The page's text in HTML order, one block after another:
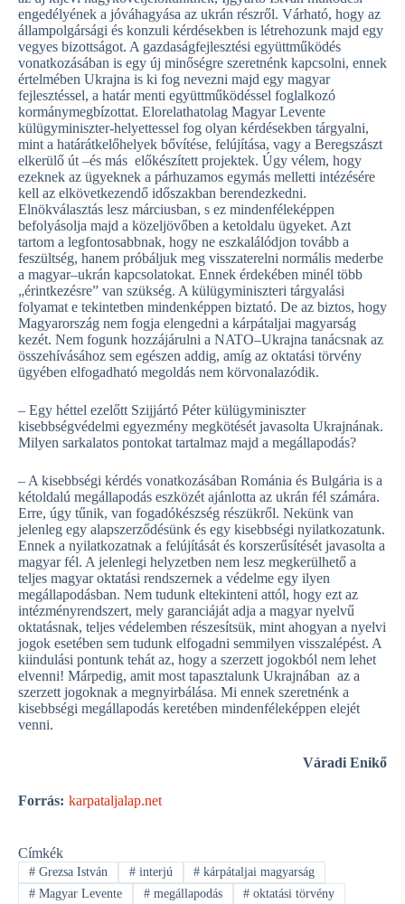
engedélyének a jóváhagyása az ukrán részről. Várható, hogy az
állampolgársági és konzuli kérdésekben is létrehozunk majd egy
vegyes bizottságot. A gazdaságfejlesztési együttműködés
vonatkozásában is egy új minőségre szeretnénk kapcsolni, ennek
értelmében Ukrajna is ki fog nevezni majd egy magyar
fejlesztéssel, a határ menti együttműködéssel foglalkozó
kormánymegbízottat. Elorelathatolag Magyar Levente
külügyminiszter-helyettessel fog olyan kérdésekben tárgyalni,
mint a határátkelőhelyek bővítése, felújítása, vagy a Beregszászt
elkerülő út –és más előkészített projektek. Úgy vélem, hogy
ezeknek az ügyeknek a párhuzamos egymás melletti intézésére
kell az elkövetkezendő időszakban berendezkedni.
Elnökválasztás lesz márciusban, s ez mindenféleképpen
befolyásolja majd a közeljövőben a ketoldalu ügyeket. Azt
tartom a legfontosabbnak, hogy ne eszkalálódjon tovább a
feszültség, hanem próbáljuk meg visszaterelni normális mederbe
a magyar–ukrán kapcsolatokat. Ennek érdekében minél több
„érintkezésre” van szükség. A külügyminiszteri tárgyalási
folyamat e tekintetben mindenképpen biztató. De az biztos, hogy
Magyarország nem fogja elengedni a kárpátaljai magyarság
kezét. Nem fogunk hozzájárulni a NATO–Ukrajna tanácsnak az
összehívásához sem egészen addig, amíg az oktatási törvény
ügyében elfogadható megoldás nem körvonalazódik.
– Egy héttel ezelőtt Szijjártó Péter külügyminiszter
kisebbségvédelmi egyezmény megkötését javasolta Ukrajnának.
Milyen sarkalatos pontokat tartalmaz majd a megállapodás?
– A kisebbségi kérdés vonatkozásában Románia és Bulgária is a
kétoldalú megállapodás eszközét ajánlotta az ukrán fél számára.
Erre, úgy tűnik, van fogadókészség részükről. Nekünk van
jelenleg egy alapszerződésünk és egy kisebbségi nyilatkozatunk.
Ennek a nyilatkozatnak a felújítását és korszerűsítését javasolta a
magyar fél. A jelenlegi helyzetben nem lesz megkerülhető a
teljes magyar oktatási rendszernek a védelme egy ilyen
megállapodásban. Nem tudunk eltekinteni attól, hogy ezt az
intézményrendszert, mely garanciáját adja a magyar nyelvű
oktatásnak, teljes védelemben részesítsük, mint ahogyan a nyelvi
jogok esetében sem tudunk elfogadni semmilyen visszalépést. A
kiindulási pontunk tehát az, hogy a szerzett jogokból nem lehet
elvenni! Márpedig, amit most tapasztalunk Ukrajnában az a
szerzett jogoknak a megnyirbálása. Mi ennek szeretnénk a
kisebbségi megállapodás keretében mindenféleképpen elejét
venni.
Váradi Enikő
Forrás: karpataljalap.net
Címkék
#Grezsa István #interjú # kárpátaljai magyarság
#Magyar Levente #megállapodás # oktatási törvény